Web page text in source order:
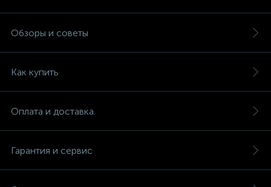
Обзоры и советы
Как купить
Оплата и доставка
Гарантия и сервис